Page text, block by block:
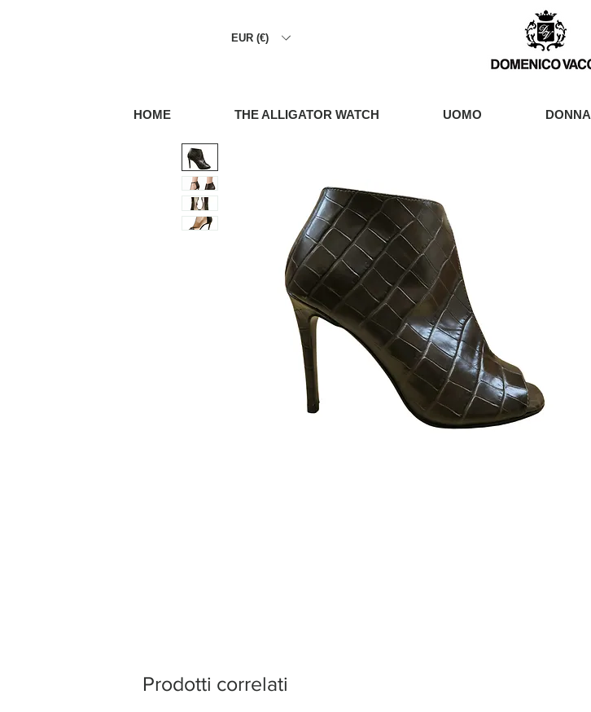
EUR (€)
HOME THE ALLIGATOR WATCH UOMO DONNA
Prodotti correlati